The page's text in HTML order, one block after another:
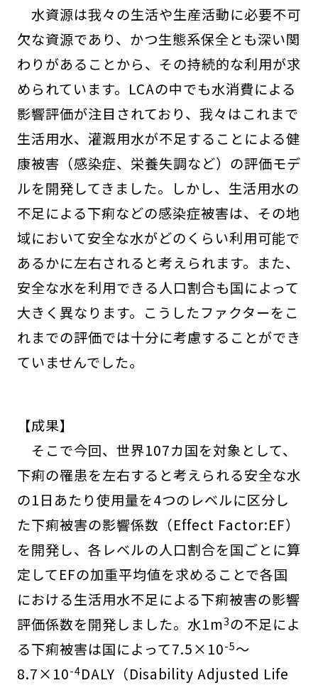
水資源は我々の生活や生産活動に必要不可
欠な資源であり、かつ生態系保全とも深い関
わりがあることから、その持続的な利用が求
められています。LCAの中でも水消費による
影響評価が注目されており、我々はこれまで
生活用水、灌漑用水が不足することによる健
康被害（感染症、栄養失調など）の評価モデ
ルを開発してきました。しかし、生活用水の
不足による下痢などの感染症被害は、その地
域において安全な水がどのくらい利用可能で
あるかに左右されると考えられます。また、
安全な水を利用できる人口割合も国によって
大きく異なります。こうしたファクターをこ
れまでの評価では十分に考慮することができ
ていませんでした。
【成果】
そこで今回、世界107カ国を対象として、
下痢の罹患を左右すると考えられる安全な水
の1日あたり使用量を4つのレベルに区分し
た下痢被害の影響係数（Effect Factor:EF）
を開発し、各レベルの人口割合を国ごとに算
定してEFの加重平均値を求めることで各国
における生活用水不足による下痢被害の影響
評価係数を開発しました。水1m3の不足によ
る下痢被害は国によって7.5×10-5〜
8.7×10-4DALY（Disability Adjusted Life